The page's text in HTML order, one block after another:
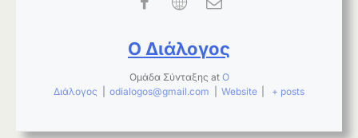
Ο Διάλογος
Ομάδα Σύνταξης at Ο
Διάλογος
odialogos@gmail.com Website + posts